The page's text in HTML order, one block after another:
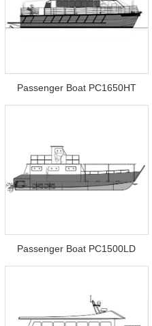
Passenger Boat PC1650HT
Passenger Boat PC1500LD